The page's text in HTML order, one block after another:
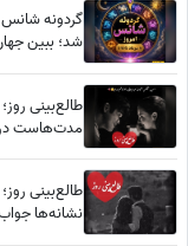
شد؛ ببین
طالع‌بینی
مدت‌هاست در
طالع‌بینی
نشانه‌ها